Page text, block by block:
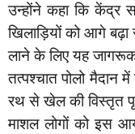
उन्होंने कहा कि केंद्र
खिलाड़ियों को आगे
लाने के लिए यह
तत्पश्चात पोलो मैदान
रथ से खेल की विस्तृत
माशल लोगों को इस